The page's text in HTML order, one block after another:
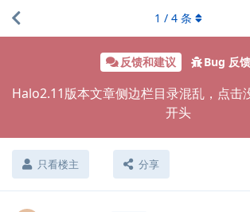
反馈和建议 Bug 反馈
Halo2.11版本文章侧边栏目录混乱，点击
开头
只看楼主 分享
1 / 4 条